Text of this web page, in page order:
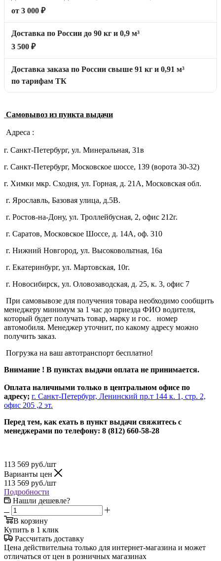
от 3 000 ₽
Доставка по России до 90 кг и 0,9 м³
3 500 ₽
Доставка заказа по России свыше 91 кг и 0,91 м³
по тарифам ТК
Самовывоз из пункта выдачи
Адреса :
г. Санкт-Петербург, ул. Минеральная, 31в
г. Санкт-Петербург, Московское шоссе, 139 (ворота 30-32)
г. Химки мкр. Сходня, ул. Горная, д. 21А, Московская обл.
г. Ярославль, Базовая улица, д.5В.
г. Ростов-на-Дону, ул. Троллейбусная, 2, офис 212г.
г. Саратов, Московское Шоссе, д. 14А, оф. 310
г. Нижний Новгород, ул. Высоковольтная, 16а
г. Екатеринбург, ул. Мартовская, 10г.
г. Новосибирск, ул. Оловозаводская, д. 25, к. 3, офис 7
При самовывозе для получения товара необходимо сообщить
менеджеру минимум за 1 час до приезда ФИО водителя,
который будет получать товар, марку и гос. номер
автомобиля. Менеджер уточнит, по какому адресу можно
получить заказ.
Погрузка на ваш автотранспорт бесплатно!
Внимание ! В пунктах выдачи оплата не принимается.
Оплата наличными только в центральном офисе по
адресу; г. Санкт-Петербург, Ленинский пр.т 144 к. 1, стр. 2,
офис 205 ,2 эт.
Перед тем, как ехать в пункт выдачи свяжитесь с
менеджерами по телефону: 8 (812) 660-58-28
113 569 руб./шт
Варианты цен
113 569 руб./шт
Подробности
Нашли дешевле?
В корзину
Купить в 1 клик
Рассчитать доставку
Цена действительна только для интернет-магазина и может
отличаться от цен в розничных магазинах